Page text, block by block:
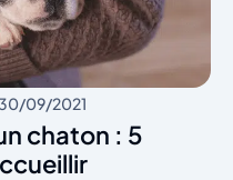
30/09/2021
chaton : 5